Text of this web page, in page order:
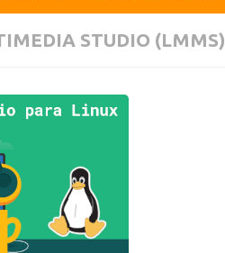
STUDIO (LMMS)